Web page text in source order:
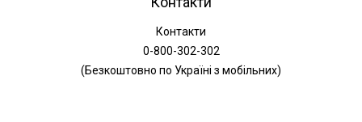
Контакти
0-800-302-302
(Безкоштовно по Україні з мобільних)